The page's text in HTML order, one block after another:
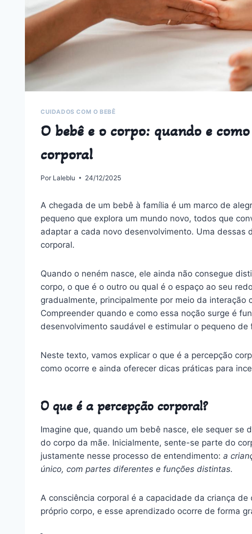
CUIDADOS COM O BEBÊ
O bebê e o corpo: quando e
corporal
Por Laleblu 24/12/2025
A chegada de um bebê à família é um marco de
pequeno que explora um mundo novo, todos que
adaptar a cada novo desenvolvimento. Uma dessas
corporal.
Quando o neném nasce, ele ainda não consegue
corpo, o que é o outro ou qual é o espaço ao seu
gradualmente, principalmente por meio da interação
Compreender quando e como essa noção surge é
desenvolvimento saudável e estimular o pequeno de
Neste texto, vamos explicar o que é a percepção
como ocorre e ainda oferecer dicas práticas para
O que é a percepção corporal?
Imagine que, quando um bebê nasce, ele sequer se
do corpo da mãe. Inicialmente, sente-se parte do
justamente nesse processo de entendimento: a
único, com partes diferentes e funções distintas.
A consciência corporal é a capacidade da criança
próprio corpo, e esse aprendizado ocorre de forma